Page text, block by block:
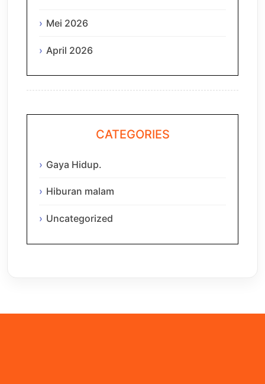
Mei 2026
April 2026
CATEGORIES
Gaya Hidup.
Hiburan malam
Uncategorized